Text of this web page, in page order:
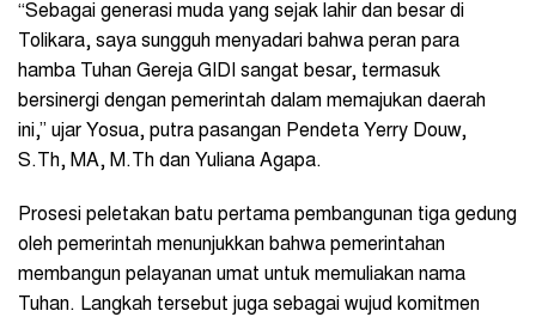
“Sebagai generasi muda yang sejak lahir dan besar di
Tolikara, saya sungguh menyadari bahwa peran para
hamba Tuhan Gereja GIDI sangat besar, termasuk
bersinergi dengan pemerintah dalam memajukan daerah
ini,” ujar Yosua, putra pasangan Pendeta Yerry Douw,
S.Th, MA, M.Th dan Yuliana Agapa.
Prosesi peletakan batu pertama pembangunan tiga gedung
oleh pemerintah menunjukkan bahwa pemerintahan
membangun pelayanan umat untuk memuliakan nama
Tuhan. Langkah tersebut juga sebagai wujud komitmen